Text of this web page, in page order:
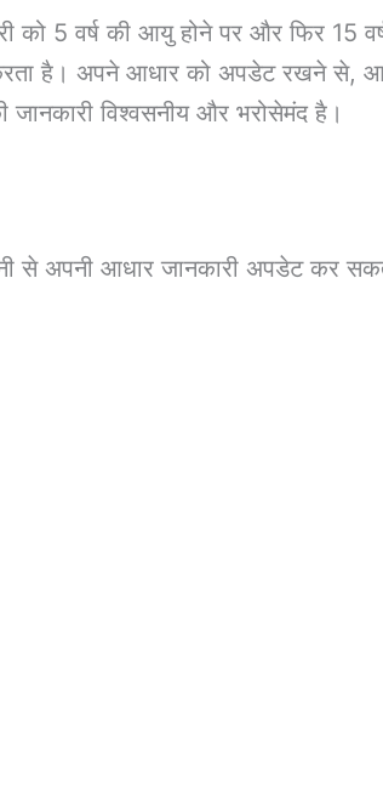
को 5 वर्ष की आयु होने पर और फिर
है। अपने आधार को अपडेट रखने
विश्वसनीय और भरोसेमंद है।
से अपनी आधार जानकारी अपडेट कर